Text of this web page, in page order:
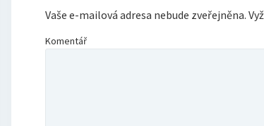
Vaše e-mailová adresa nebude zveřejněna.
Komentář